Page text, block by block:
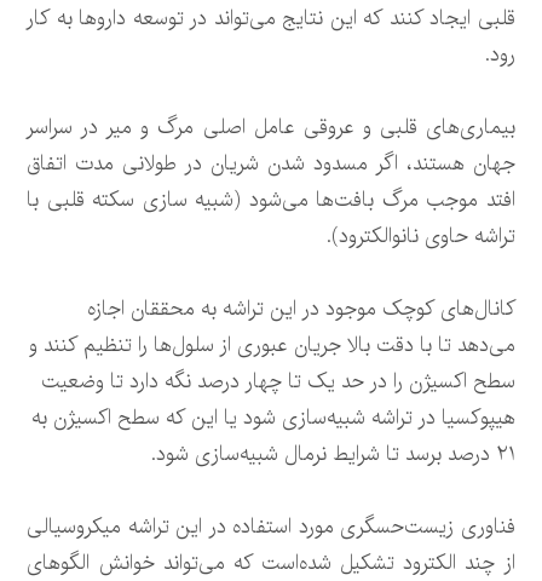
قلبی ایجاد کنند که این نتایج می‌تواند در توسعه داروها به کار
رود.
بیماری‌های قلبی و عروقی عامل اصلی مرگ و میر در سراسر
جهان هستند، اگر مسدود شدن شریان در طولانی مدت اتفاق
افتد موجب مرگ بافت‌ها می‌شود (شبیه سازی سکته قلبی با
تراشه حاوی نانوالکترود).
کانال‌های کوچک موجود در این تراشه به محققان اجازه
می‌دهد تا با دقت بالا جریان عبوری از سلول‌ها را تنظیم کنند و
سطح اکسیژن را در حد یک تا چهار درصد نگه دارد تا وضعیت
هیپوکسیا در تراشه شبیه‌سازی شود یا این که سطح اکسیژن به
۲۱ درصد برسد تا شرایط نرمال شبیه‌سازی شود.
فناوری زیست‌حسگری مورد استفاده در این تراشه میکروسیالی
از چند الکترود تشکیل شده‌است که می‌تواند خوانش الگوهای